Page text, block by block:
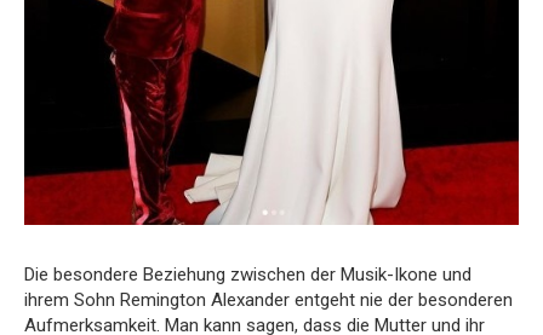
Die besondere Beziehung zwischen der Musik-Ikone und
ihrem Sohn Remington Alexander entgeht nie der besonderen
Aufmerksamkeit. Man kann sagen, dass die Mutter und ihr